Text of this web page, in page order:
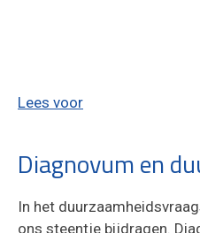
Lees voor
Diagnovum en
In het
ons steentje bijdragen.